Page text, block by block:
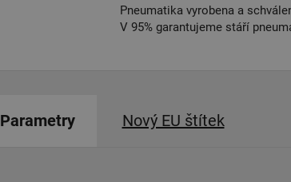
Pneumatika vyrobena a
V 95% garantujeme stáří
Parametry Nový EU štítek